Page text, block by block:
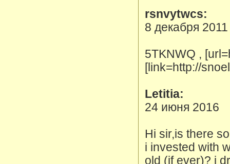
rsnvytwcs:
8 декабря 2011
5TKNWQ ,
[link=http://
Letitia:
24 июня 2016
Hi sir,is there
i invested with
old (if ever)? i